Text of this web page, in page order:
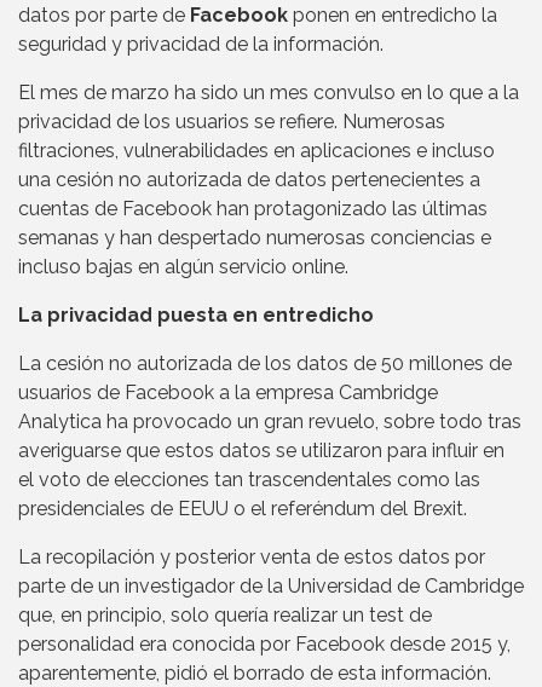
datos por parte de Facebook ponen en entredicho la
seguridad y privacidad de la información.
El mes de marzo ha sido un mes convulso en lo que a la
privacidad de los usuarios se refiere. Numerosas
filtraciones, vulnerabilidades en aplicaciones e incluso
una cesión no autorizada de datos pertenecientes a
cuentas de Facebook han protagonizado las últimas
semanas y han despertado numerosas conciencias e
incluso bajas en algún servicio online.
La privacidad puesta en entredicho
La cesión no autorizada de los datos de 50 millones de
usuarios de Facebook a la empresa Cambridge
Analytica ha provocado un gran revuelo, sobre todo tras
averiguarse que estos datos se utilizaron para influir en
el voto de elecciones tan trascendentales como las
presidenciales de EEUU o el referéndum del Brexit.
La recopilación y posterior venta de estos datos por
parte de un investigador de la Universidad de Cambridge
que, en principio, solo quería realizar un test de
personalidad era conocida por Facebook desde 2015 y,
aparentemente, pidió el borrado de esta información.